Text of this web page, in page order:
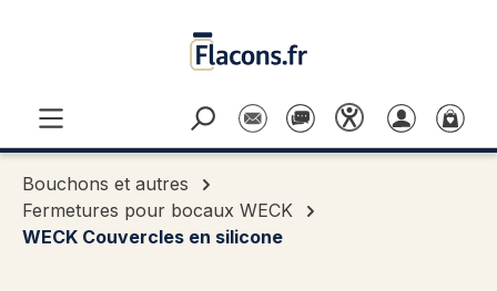
Bouchons et autres
Fermetures pour bocaux WECK
WECK Couvercles en silicone